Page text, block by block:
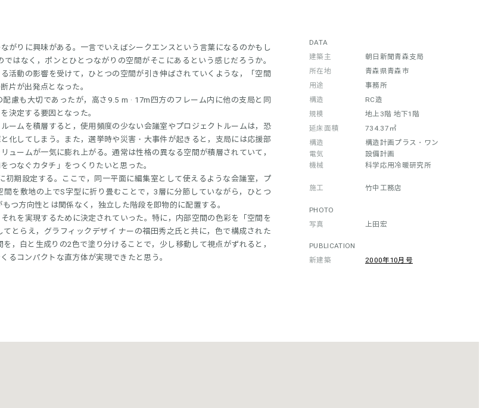
がりに興味がある。一言でいえばシークエンスという言葉になるのかもし
はなく，ポンとひとつながりの空間がそこにあるという感じだろうか。
活動の影響を受けて，ひとつの空間が引き伸ばされていくような，「空間
片が出発点となった。
慮も大切であったが，高さ9.5 m · 17m四方のフレーム内に他の支局と同
決定する要因となった。
ームを積層すると，使用頻度の少ない会議室やプロジェクトルームは，恐
化してしまう。また，選挙時や災害・大事件が起きると，支局には応援部
ュームが一気に膨れ上がる。通常は性格の異なる空間が積層されていて，
つなぐカタチ」をつくりたいと思った。
期設定する。ここで，同一平面に編集室として使えるような会議室，プ
を敷地の上でS字型に折り畳むことで，3層に分節していながら，ひとつ
つ方向性とは関係なく，独立した階段を即物的に配置する。
れを実現するために決定されていった。特に，内部空間の色彩を「空間を
とらえ，グラフィックデザイ ナーの福田秀之氏と共に，色で構成された
，白と生成りの2色で塗り分けることで，少し移動して視点がずれると，
るコンパクトな直方体が実現できたと思う。
DATA
建築主
朝日新聞青森支局
所在地
青森県青森市
用途
事務所
構造
RC造
規模
地上3階 地下1階
延床面積
734.37㎡
構造
電気
機械
施工
構造計画プラス・ワン
設備計画
科学応用冷暖研究所
竹中工務店
PHOTO
写真
上田宏
PUBLICATION
新建築
2000年10月号